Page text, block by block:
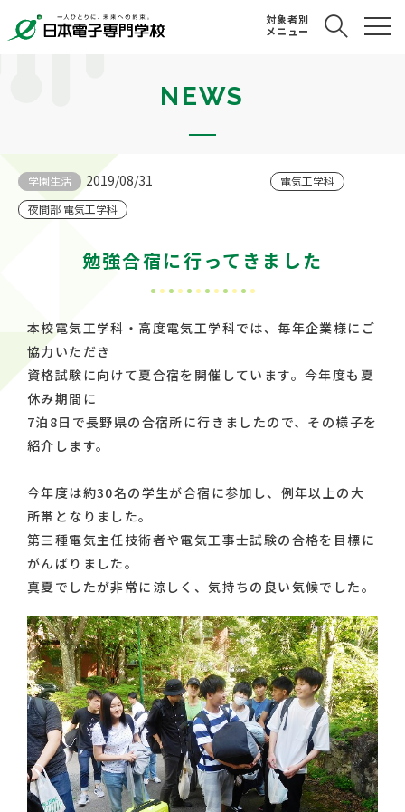
対象者別
メニュー
NEWS
学園生活 2019/08/31
電気工学科
夜間部 電気工学科
勉強合宿に行ってきました
本校電気工学科・高度電気工学科では、毎年企業様にご
協力いただき
資格試験に向けて夏合宿を開催しています。今年度も夏
休み期間に
7泊8日で長野県の合宿所に行きましたので、その様子を
紹介します。
今年度は約30名の学生が合宿に参加し、例年以上の大
所帯となりました。
第三種電気主任技術者や電気工事士試験の合格を目標に
がんばりました。
真夏でしたが非常に涼しく、気持ちの良い気候でした。